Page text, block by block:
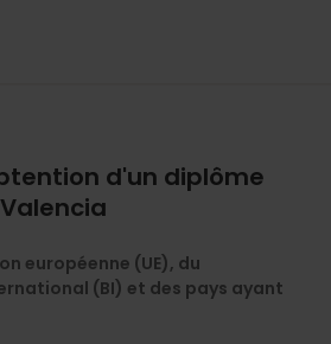
d'un diplôme
européenne (UE), du
(BI) et des pays ayant